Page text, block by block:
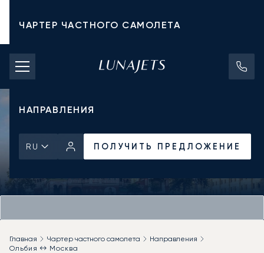
ЧАРТЕР ЧАСТНОГО САМОЛЕТА
СТОИМОСТЬ ЧАРТЕРА
ЧАСТНЫЕ САМОЛЕТЫ
НАПРАВЛЕНИЯ
RU ПОЛУЧИТЬ ПРЕДЛОЖЕНИЕ
Главная Чартер частного самолета
Направления
Ольбия ↔ Москва